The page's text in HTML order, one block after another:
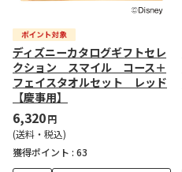
ディズニーカタログギフトセレ
クション スマイル コース＋
フェイスタオルセット レッド
【慶事用】
6,320円
(送料・税込)
獲得ポイント : 63